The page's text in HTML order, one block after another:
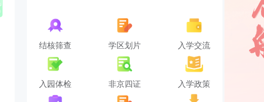
结核筛查 学区划片 入学交流
入园体检 非京四证 入学政策